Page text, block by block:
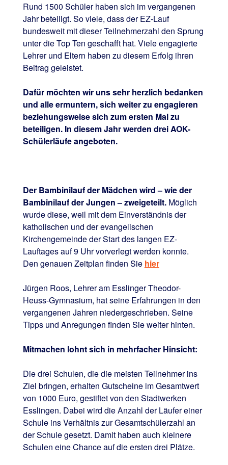
Rund 1500 Schüler haben sich im vergangenen
Jahr beteiligt. So viele, dass der EZ-Lauf
bundesweit mit dieser Teilnehmerzahl den Sprung
unter die Top Ten geschafft hat. Viele engagierte
Lehrer und Eltern haben zu diesem Erfolg ihren
Beitrag geleistet.
Dafür möchten wir uns sehr herzlich bedanken
und alle ermuntern, sich weiter zu engagieren
beziehungsweise sich zum ersten Mal zu
beteiligen. In diesem Jahr werden drei AOK-
Schülerläufe angeboten.
Der Bambinilauf der Mädchen wird – wie der
Bambinilauf der Jungen – zweigeteilt.Möglich
wurde diese, weil mit dem Einverständnis der
katholischen und der evangelischen
Kirchengemeinde der Start des langen EZ-
Lauftages auf 9 Uhr vorverlegt werden konnte.
Den genauen Zeitplan finden Sie hier
Jürgen Roos, Lehrer am Esslinger Theodor-
Heuss-Gymnasium, hat seine Erfahrungen in den
vergangenen Jahren niedergeschrieben. Seine
Tipps und Anregungen finden Sie weiter hinten.
Mitmachen lohnt sich in mehrfacher Hinsicht:
Die drei Schulen, die die meisten Teilnehmer ins
Ziel bringen, erhalten Gutscheine im Gesamtwert
von 1000 Euro, gestiftet von den Stadtwerken
Esslingen. Dabei wird die Anzahl der Läufer einer
Schule ins Verhältnis zur Gesamtschülerzahl an
der Schule gesetzt. Damit haben auch kleinere
Schulen eine Chance auf die ersten drei Plätze.